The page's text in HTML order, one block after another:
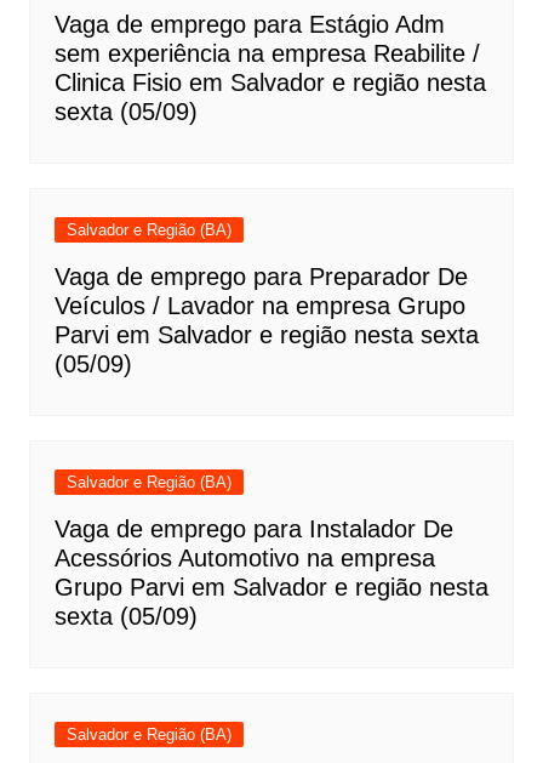
Vaga de emprego para Estágio Adm
sem experiência na empresa Reabilite /
Clinica Fisio em Salvador e região nesta
sexta (05/09)
Salvador e Região (BA)
Vaga de emprego para Preparador De
Veículos / Lavador na empresa Grupo
Parvi em Salvador e região nesta sexta
(05/09)
Salvador e Região (BA)
Vaga de emprego para Instalador De
Acessórios Automotivo na empresa
Grupo Parvi em Salvador e região nesta
sexta (05/09)
Salvador e Região (BA)